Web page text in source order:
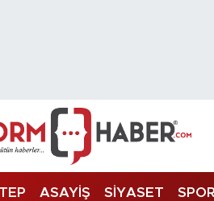
ASAYİŞ SİYASET SPOR
ve Fikstür